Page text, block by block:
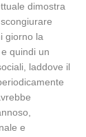
dimostra
giorno la
quindi un
laddove il
e